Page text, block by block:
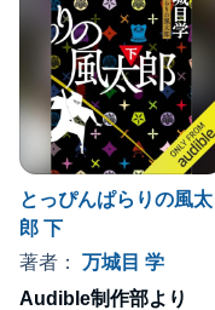
とっぴんぱらりの風太
郎 下
著者： 万城目 学
Audible制作部より